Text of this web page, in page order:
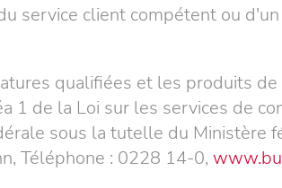
service client compétent ou d'un
qualifiées et les produits
1 de la Loi sur les services de
sous la tutelle du Ministère
Téléphone : 0228 14-0,